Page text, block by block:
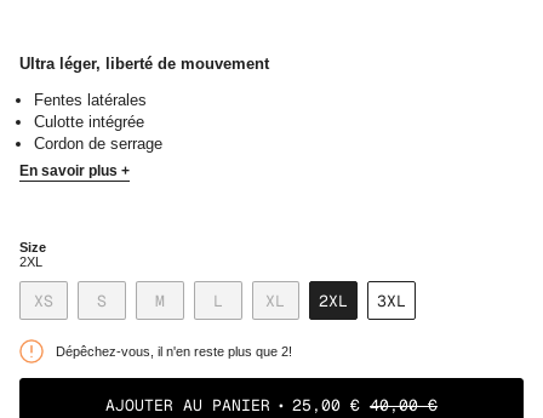
Ultra léger, liberté de mouvement
Fentes latérales
Culotte intégrée
Cordon de serrage
En savoir plus +
Size
2XL
XSVARIANTE
ÉPUISÉE
OU
NON
DISPONIBLE
SVARIANTE
ÉPUISÉE
NON
DISPONIBLE
MVARIANTE
ÉPUISÉE
NON
DISPONIBLE
L VARIANTE
ÉPUISÉE
NON
DISPONIBLE
XL VARIANTE
ÉPUISÉE
NON
DISPONIBLE
2XL
VARIANTE
NON
DISPONIBLE
3XL
VARIANTE
NON
DISPONIBLE
Dépêchez-vous, il n'en reste plus que 2!
AJOUTER AU PANIER 25,00 € 40,00 €